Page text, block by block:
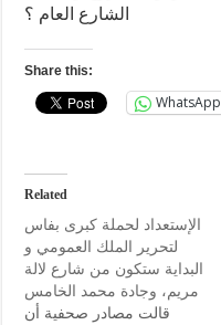
الشارع العام ؟
Share this:
WhatsApp
Related
الإستعداد لحملة كبرى بفاس
لتحرير الملك العمومي و
البداية ستكون من شارع لالة
مريم، وجادة محمد الخامس
قالت مصادر صحفية أن